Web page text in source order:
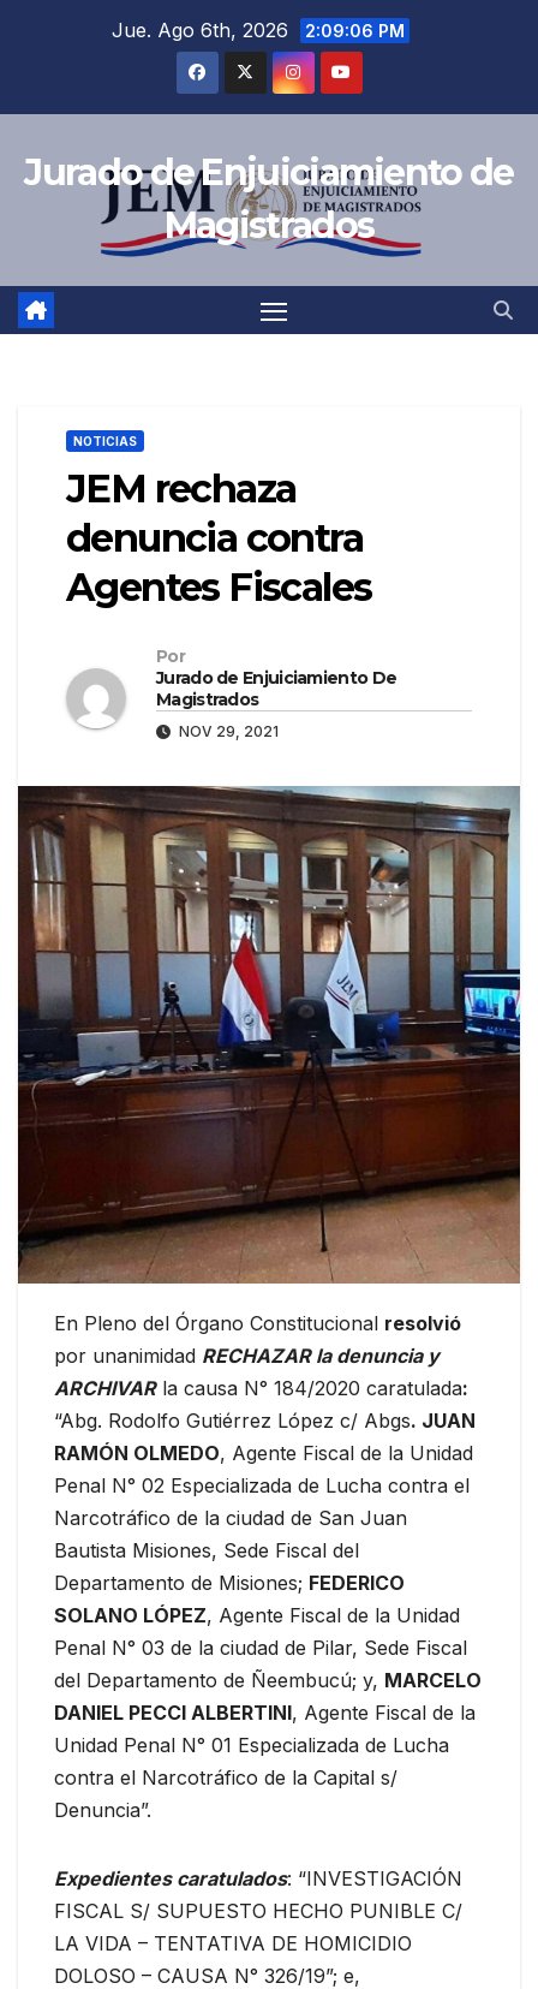
Jue. Ago 6th, 2026 2:09:07 PM
Jurado de Enjuiciamiento de
Magistrados
NOTICIAS
JEM rechaza
denuncia contra
Agentes Fiscales
Por
Jurado de Enjuiciamiento De
Magistrados
NOV 29, 2021
En Pleno del Órgano Constitucional resolvió
por unanimidad RECHAZAR la denuncia y
ARCHIVARla causa N° 184/2020 caratulada:
“Abg. Rodolfo Gutiérrez López c/ Abgs. JUAN
RAMÓN OLMEDO, Agente Fiscal de la Unidad
Penal N° 02 Especializada de Lucha contra el
Narcotráfico de la ciudad de San Juan
Bautista Misiones, Sede Fiscal del
Departamento de Misiones; FEDERICO
SOLANO LÓPEZ, Agente Fiscal de la Unidad
Penal N° 03 de la ciudad de Pilar, Sede Fiscal
del Departamento de Ñeembucú; y, MARCELO
DANIEL PECCI ALBERTINI, Agente Fiscal de la
Unidad Penal N° 01 Especializada de Lucha
contra el Narcotráfico de la Capital s/
Denuncia”.
Expedientes caratulados: “INVESTIGACIÓN
FISCAL S/ SUPUESTO HECHO PUNIBLE C/
LA VIDA – TENTATIVA DE HOMICIDIO
DOLOSO – CAUSA N° 326/19”; e,